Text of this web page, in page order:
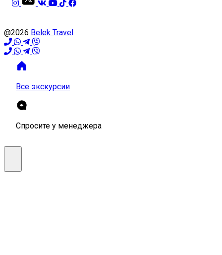
@2026 Belek Travel
Все экскурсии
Спросите у менеджера